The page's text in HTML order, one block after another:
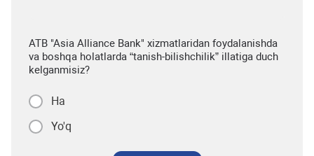
ATB "Asia Alliance Bank" xizmatlaridan foydalanishda
va boshqa holatlarda “tanish-bilishchilik” illatiga duch
kelganmisiz?
Ha
Yo'q